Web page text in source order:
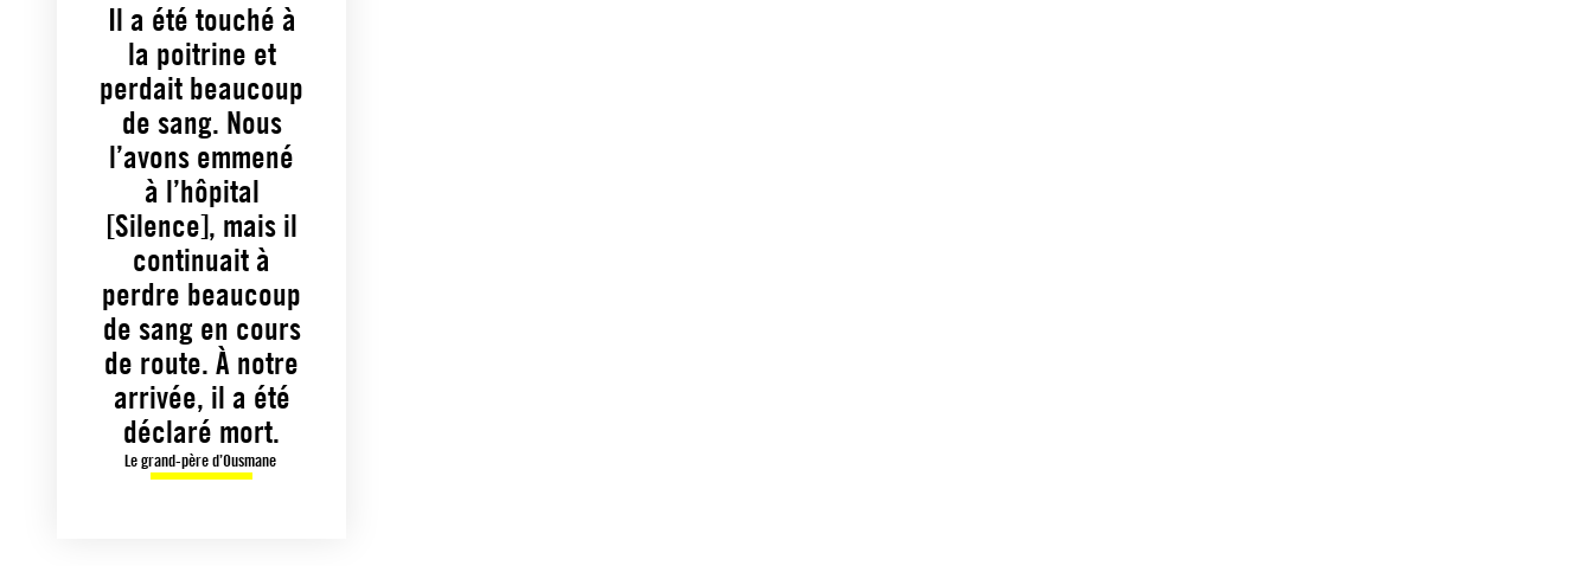
Il a été touché à
la poitrine et
perdait beaucoup
de sang. Nous
l’avons emmené
à l’hôpital
[Silence], mais il
continuait à
perdre beaucoup
de sang en cours
de route. À notre
arrivée, il a été
déclaré mort.
Le grand-père d’Ousmane